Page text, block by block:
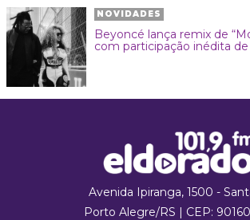
NOVIDADES
Beyoncé lança remix de
com participação inédita
Avenida Ipiranga, 1500 -
Porto Alegre/RS | CEP: